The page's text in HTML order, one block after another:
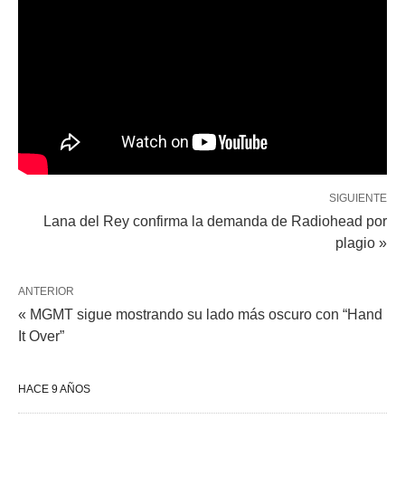
SIGUIENTE
Lana del Rey confirma la demanda de Radiohead por
plagio »
ANTERIOR
« MGMT sigue mostrando su lado más oscuro con “Hand
It Over”
HACE 9 AÑOS